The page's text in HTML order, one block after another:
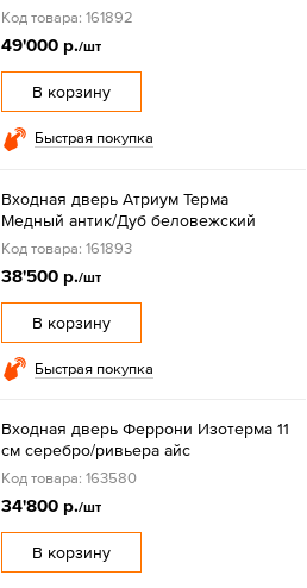
Код товара: 161892
49'000 р./шт
В корзину
Быстрая покупка
Входная дверь Атриум Терма
Медный антик/Дуб беловежский
Код товара: 161893
38'500 р./шт
В корзину
Быстрая покупка
Входная дверь Феррони Изотерма 11
см серебро/ривьера айс
Код товара: 163580
34'800 р./шт
В корзину